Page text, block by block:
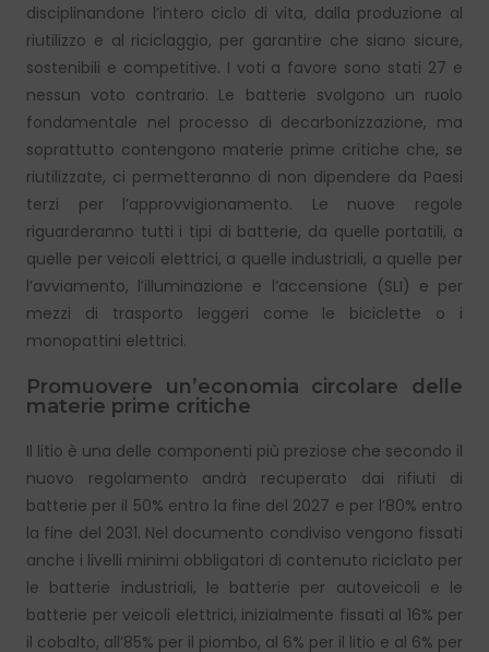
disciplinandone l’intero ciclo di vita, dalla produzione al
riutilizzo e al riciclaggio, per garantire che siano sicure,
sostenibili e competitive. I voti a favore sono stati 27 e
nessun voto contrario. Le batterie svolgono un ruolo
fondamentale nel processo di decarbonizzazione, ma
soprattutto contengono materie prime critiche che, se
riutilizzate, ci permetteranno di non dipendere da Paesi
terzi per l’approvvigionamento. Le nuove regole
riguarderanno tutti i tipi di batterie, da quelle portatili, a
quelle per veicoli elettrici, a quelle industriali, a quelle per
l’avviamento, l’illuminazione e l’accensione (SLI) e per
mezzi di trasporto leggeri come le biciclette o i
monopattini elettrici.
Promuovere un’economia circolare delle
materie prime critiche
Il litio è una delle componenti più preziose che secondo il
nuovo regolamento andrà recuperato dai rifiuti di
batterie per il 50% entro la fine del 2027 e per l’80% entro
la fine del 2031. Nel documento condiviso vengono fissati
anche i livelli minimi obbligatori di contenuto riciclato per
le batterie industriali, le batterie per autoveicoli e le
batterie per veicoli elettrici, inizialmente fissati al 16% per
il cobalto, all’85% per il piombo, al 6% per il litio e al 6% per